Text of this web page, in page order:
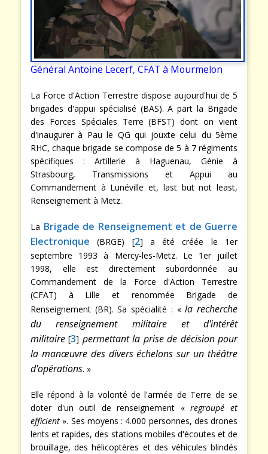
Général Antoine Lecerf, CFAT à Mourmelon
La Force d'Action Terrestre dispose aujourd'hui de 5
brigades d'appui spécialisé (BAS). A part la Brigade
des Forces Spéciales Terre (BFST) dont on vient
d'inaugurer à Pau le QG qui jouxte celui du 5ème
RHC, chaque brigade se compose de 5 à 7 régiments
spécifiques : Artillerie à Haguenau, Génie à
Strasbourg, Transmissions et Appui au
Commandement à Lunéville et, last but not least,
Renseignement à Metz.
La Brigade de Renseignement et de Guerre
Electronique (BRGE) [2] a été créée le 1er
septembre 1993 à Mercy-les-Metz. Le 1er juillet
1998, elle est directement subordonnée au
Commandement de la Force d'Action Terrestre
(CFAT) à Lille et renommée Brigade de
Renseignement (BR). Sa spécialité : «la recherche
du renseignement militaire et d'intérêt
militaire[3] permettant la prise de décision pour
la manœuvre des divers échelons sur un théâtre
d'opérations. »
Elle répond à la volonté de l'armée de Terre de se
doter d'un outil de renseignement «regroupé et
efficient ». Ses moyens : 4.000 personnes, des drones
lents et rapides, des stations mobiles d'écoutes et de
brouillage, des hélicoptères et des véhicules blindés